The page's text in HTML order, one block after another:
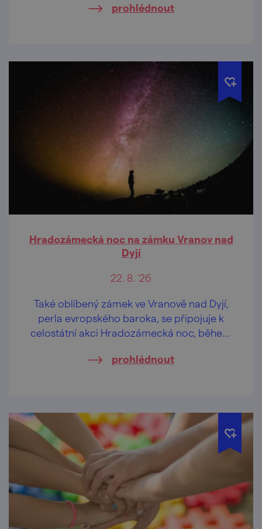
prohlédnout
Hradozámecká noc na zámku Vranov nad
Dyjí
22. 8. '26
Také oblíbený zámek ve Vranově nad Dyjí,
perla evropského baroka, se připojuje k
celostátní akci Hradozámecká noc, během
republice.
prohlédnout